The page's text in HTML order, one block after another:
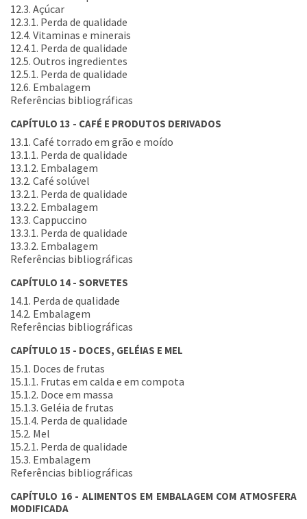
12.3. Açúcar
12.3.1. Perda de qualidade
12.4. Vitaminas e minerais
12.4.1. Perda de qualidade
12.5. Outros ingredientes
12.5.1. Perda de qualidade
12.6. Embalagem
Referências bibliográficas
CAPÍTULO 13 - CAFÉ E PRODUTOS DERIVADOS
13.1. Café torrado em grão e moído
13.1.1. Perda de qualidade
13.1.2. Embalagem
13.2. Café solúvel
13.2.1. Perda de qualidade
13.2.2. Embalagem
13.3. Cappuccino
13.3.1. Perda de qualidade
13.3.2. Embalagem
Referências bibliográficas
CAPÍTULO 14 - SORVETES
14.1. Perda de qualidade
14.2. Embalagem
Referências bibliográficas
CAPÍTULO 15 - DOCES, GELÉIAS E MEL
15.1. Doces de frutas
15.1.1. Frutas em calda e em compota
15.1.2. Doce em massa
15.1.3. Geléia de frutas
15.1.4. Perda de qualidade
15.2. Mel
15.2.1. Perda de qualidade
15.3. Embalagem
Referências bibliográficas
CAPÍTULO 16 - ALIMENTOS EM EMBALAGEM COM ATMOSFERA
MODIFICADA